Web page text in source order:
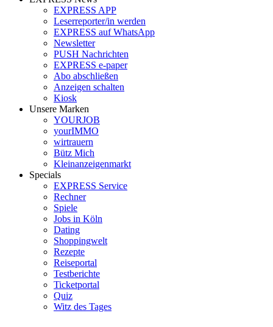
EXPRESS APP
Leserreporter/in werden
EXPRESS auf WhatsApp
Newsletter
PUSH Nachrichten
EXPRESS e-paper
Abo abschließen
Anzeigen schalten
Kiosk
Unsere Marken
YOURJOB
yourIMMO
wirtrauern
Bütz Mich
Kleinanzeigenmarkt
Specials
EXPRESS Service
Rechner
Spiele
Jobs in Köln
Dating
Shoppingwelt
Rezepte
Reiseportal
Testberichte
Ticketportal
Quiz
Witz des Tages